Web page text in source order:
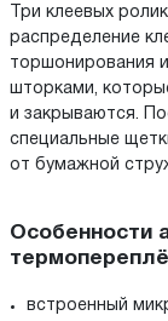
Три клеевых
распределение
торшонирования
шторками,
и закрываются.
специальные
от бумажной
Особенности
встроенный